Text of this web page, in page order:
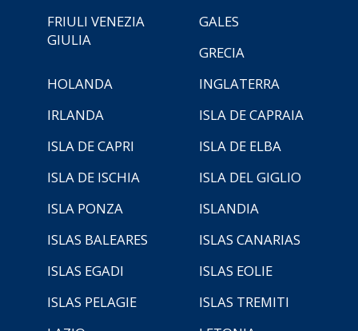
FRIULI VENEZIA
GIULIA
GALES
GRECIA
HOLANDA
INGLATERRA
IRLANDA
ISLA DE CAPRAIA
ISLA DE CAPRI
ISLA DE ELBA
ISLA DE ISCHIA
ISLA DEL GIGLIO
ISLA PONZA
ISLANDIA
ISLAS BALEARES
ISLAS CANARIAS
ISLAS EGADI
ISLAS EOLIE
ISLAS PELAGIE
ISLAS TREMITI